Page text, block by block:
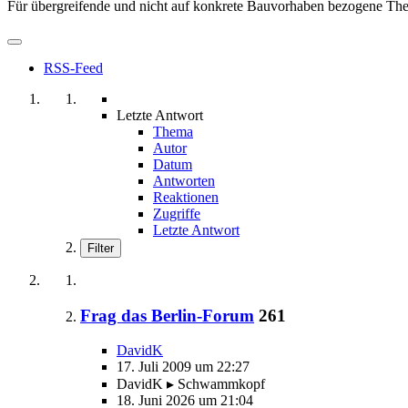
Für übergreifende und nicht auf konkrete Bauvorhaben bezogene
RSS-Feed
Letzte Antwort
Thema
Autor
Datum
Antworten
Reaktionen
Zugriffe
Letzte Antwort
Filter
Frag das Berlin-Forum 261
DavidK
17. Juli 2009 um 22:27
DavidK ▸ Schwammkopf
18. Juni 2026 um 21:04